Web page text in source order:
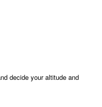
decide your altitude and